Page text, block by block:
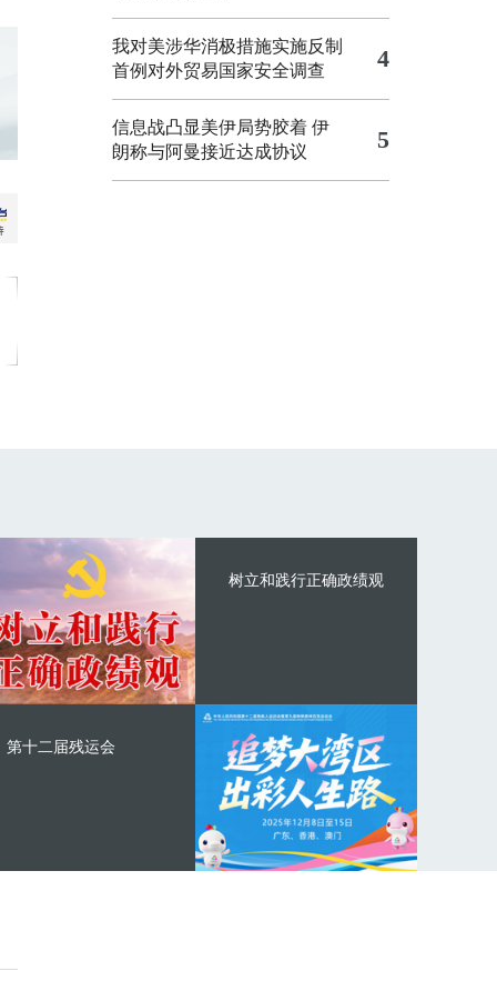
我对美涉华消极措施实施反制
首例对外贸易国家安全调查
4
信息战凸显美伊局势胶着 伊
朗称与阿曼接近达成协议
5
树立和践行正确政绩观
第十二届残运会